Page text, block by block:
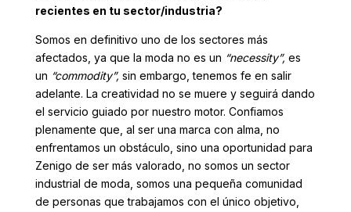
recientes en tu sector/industria?
Somos en definitivo uno de los sectores más
afectados, ya que la moda no es un “necessity”, es
un “commodity”, sin embargo, tenemos fe en salir
adelante. La creatividad no se muere y seguirá dando
el servicio guiado por nuestro motor. Confiamos
plenamente que, al ser una marca con alma, no
enfrentamos un obstáculo, sino una oportunidad para
Zenigo de ser más valorado, no somos un sector
industrial de moda, somos una pequeña comunidad
de personas que trabajamos con el único objetivo,